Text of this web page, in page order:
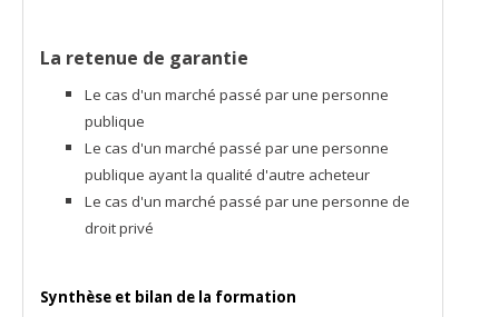
La retenue de garantie
Le cas d'un marché passé par une personne
publique
Le cas d'un marché passé par une personne
publique ayant la qualité d'autre acheteur
Le cas d'un marché passé par une personne de
droit privé
Synthèse et bilan de la formation